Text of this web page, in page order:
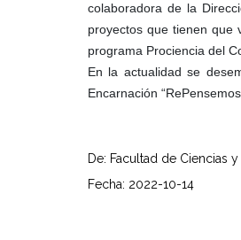
colaboradora de la
proyectos que tienen que
programa Prociencia del
En la actualidad se
Encarnación
De: Facultad de Ciencias
Fecha: 2022-10-14